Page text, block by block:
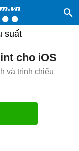
suất
cho iOS
và trình chiếu